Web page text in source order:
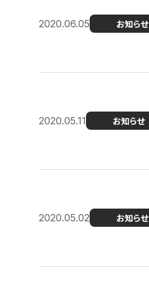
2020.06.05 お知らせ
2020.05.11 お知らせ
2020.05.02 お知らせ